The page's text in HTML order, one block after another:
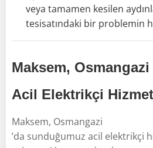
veya tamamen kesilen
tesisatındaki bir problemin
Maksem, Osmangazi
Acil Elektrikçi
Maksem, Osmangazi
’da sunduğumuz acil elektrikçi